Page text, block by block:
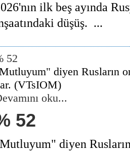
ilk beş ayında
düşüş. ...
52
diyen Rusların
(VTsIOM)
oku...
52
diyen